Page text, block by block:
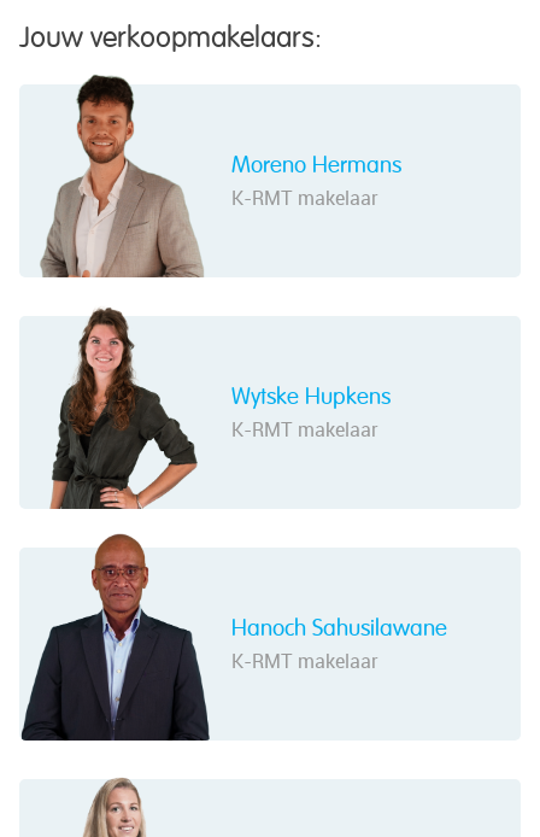
Jouw verkoopmakelaars:
Moreno Hermans
K-RMT makelaar
Wytske Hupkens
K-RMT makelaar
Hanoch Sahusilawane
K-RMT makelaar